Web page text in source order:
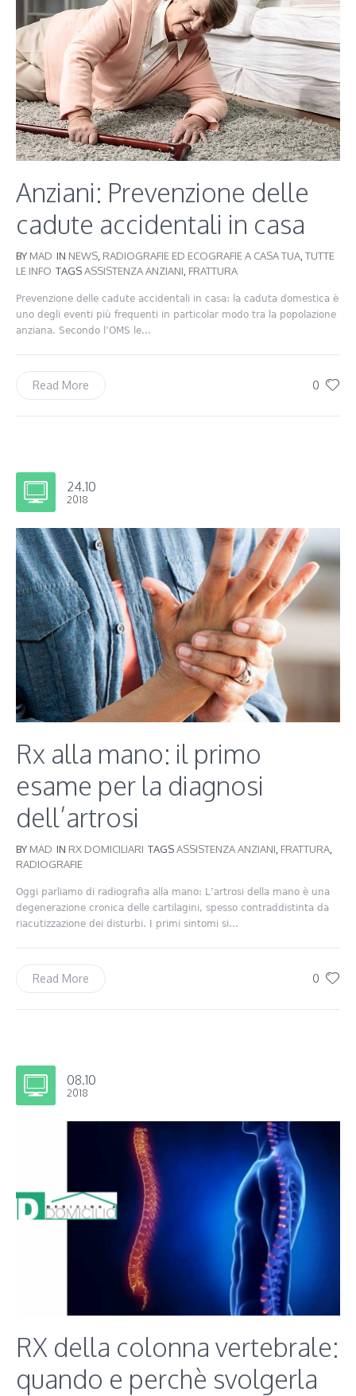
Anziani: Prevenzione delle
cadute accidentali in casa
BY MAD IN NEWS RADIOGRAFIE ED ECOGRAFIE A CASA TUA TUTTE
LE INFO TAGSASSISTENZA ANZIANI FRATTURA
Prevenzione delle cadute accidentali in casa: la caduta domestica è
uno degli eventi più frequenti in particolar modo tra la popolazione
anziana. Secondo l’OMS le...
0
Read More
24.10
2018
Rx alla mano: il primo
esame per la diagnosi
dell’artrosi
BY MAD IN RX DOMICILIARI TAGSASSISTENZA ANZIANI FRATTURA
RADIOGRAFIE
Oggi parliamo di radiografia alla mano: L’artrosi della mano è una
degenerazione cronica delle cartilagini, spesso contraddistinta da
riacutizzazione dei disturbi. I primi sintomi si...
0
Read More
08.10
2018
RX della colonna vertebrale:
quando e perchè svolgerla